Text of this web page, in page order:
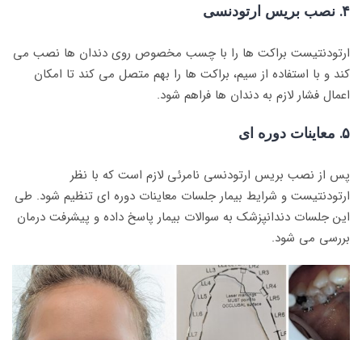
۴. نصب بریس ارتودنسی
ارتودنتیست براکت ها را با چسب مخصوص روی دندان ها نصب می
کند و با استفاده از سیم، براکت ها را بهم متصل می کند تا امکان
اعمال فشار لازم به دندان ها فراهم شود.
۵. معاینات دوره ای
پس از نصب بریس ارتودنسی نامرئی لازم است که با نظر
ارتودنتیست و شرایط بیمار جلسات معاینات دوره ای تنظیم شود. طی
این جلسات دندانپزشک به سوالات بیمار پاسخ داده و پیشرفت درمان
بررسی می شود.